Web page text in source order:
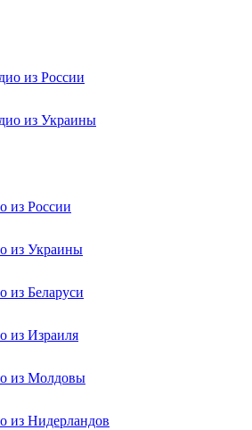
из России
из Украины
из России
из Украины
из Беларуси
из Израиля
из Молдовы
из Нидерландов